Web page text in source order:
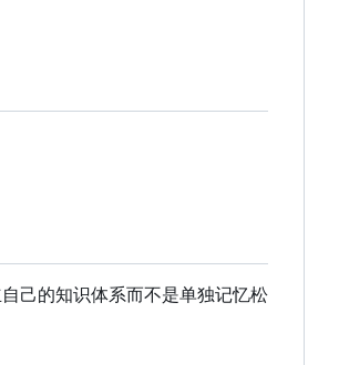
己的知识体系而不是单独记忆松